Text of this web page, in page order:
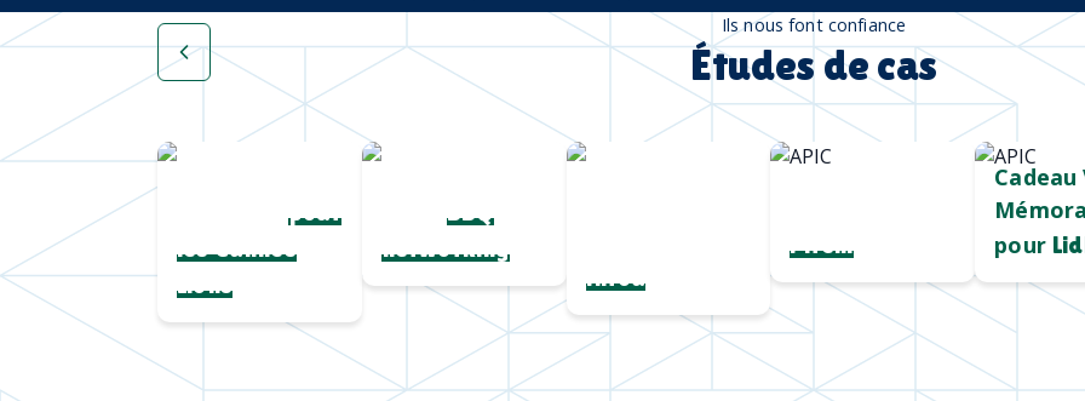
Ils nous font confiance
Études de cas
pour
les Cannes
Lions
BBQ
networking
Hiroa
Pirelli
Cadeau
pour